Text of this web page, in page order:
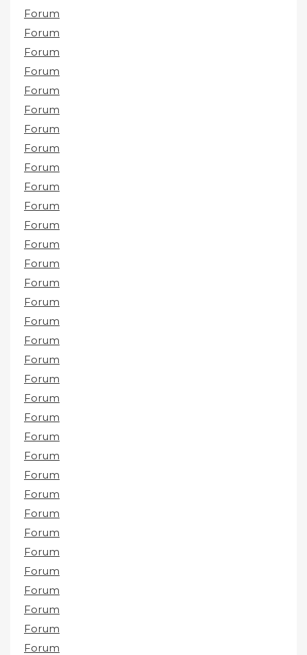
Forum
Forum
Forum
Forum
Forum
Forum
Forum
Forum
Forum
Forum
Forum
Forum
Forum
Forum
Forum
Forum
Forum
Forum
Forum
Forum
Forum
Forum
Forum
Forum
Forum
Forum
Forum
Forum
Forum
Forum
Forum
Forum
Forum
Forum